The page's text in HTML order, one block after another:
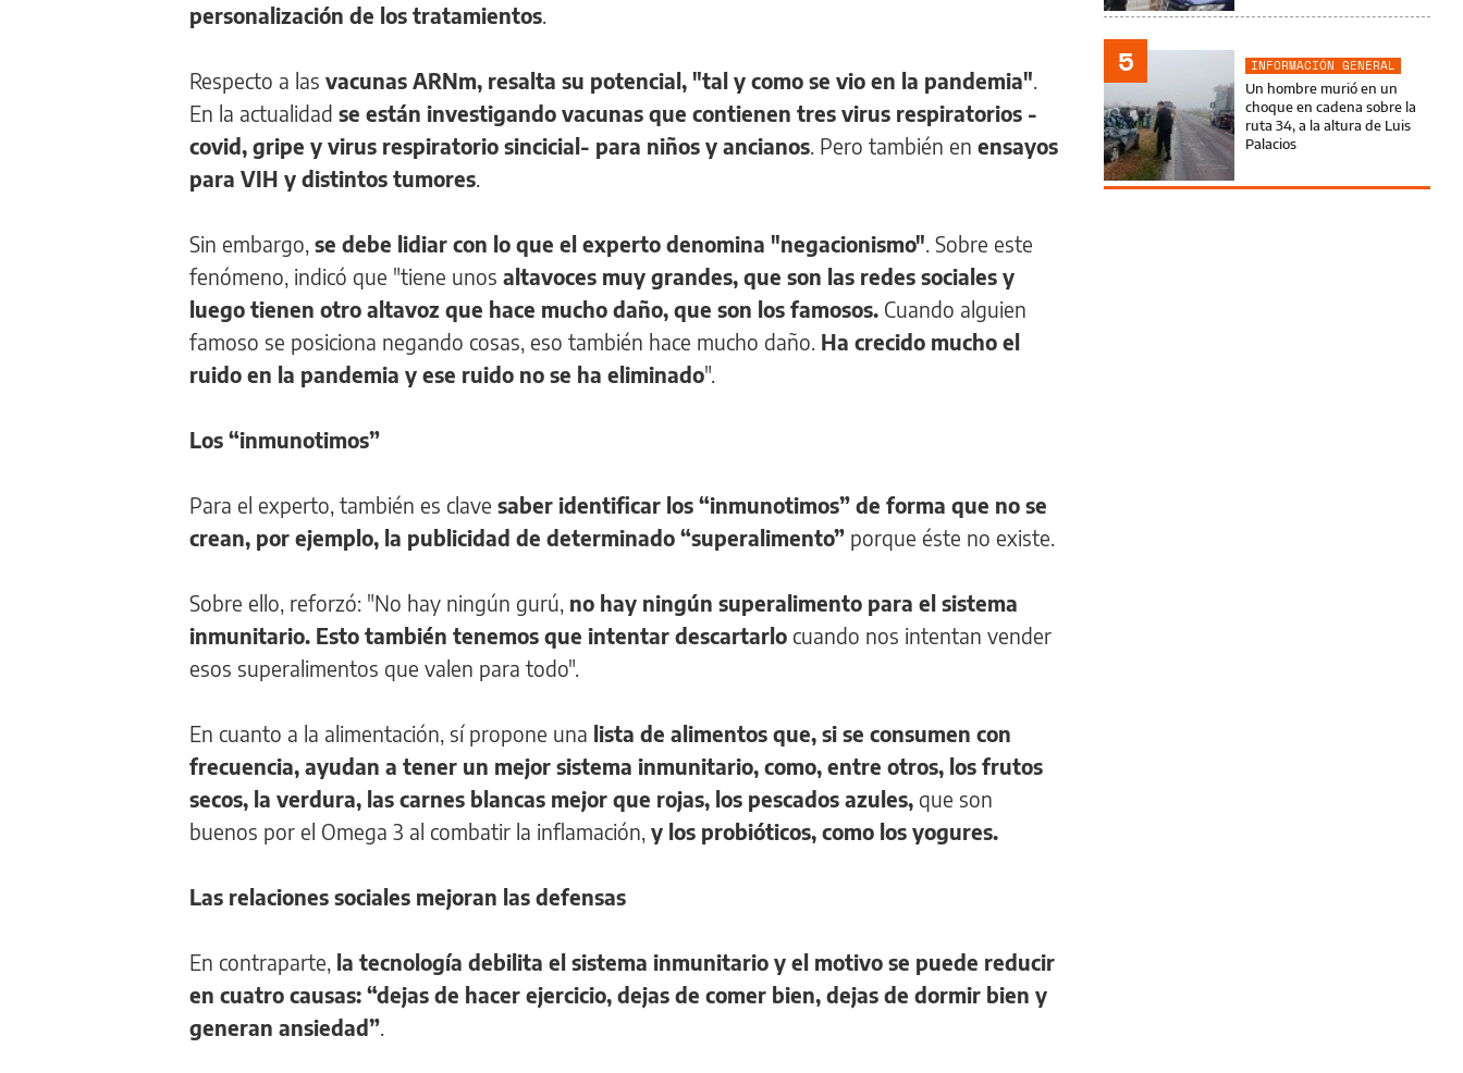
personalización de los tratamientos
Respecto a las vacunas ARNm, resalta su potencial, "tal y como se vio en la pandemia"
En la actualidad se están investigando vacunas que contienen tres virus respiratorios -
covid, gripe y virus respiratorio sincicial- para niños y ancianos . Pero también en ensayos
para VIH y distintos tumores
Sin embargo, se debe lidiar con lo que el experto denomina "negacionismo" . Sobre este
fenómeno, indicó que "tiene unos altavoces muy grandes, que son las redes sociales y
luego tienen otro altavoz que hace mucho daño, que son los famosos. Cuando alguien
famoso se posiciona negando cosas, eso también hace mucho daño. Ha crecido mucho el
ruido en la pandemia y ese ruido no se ha eliminado".
Los “inmunotimos”
Para el experto, también es clave saber identificar los “inmunotimos” de forma que no se
crean, por ejemplo, la publicidad de determinado “superalimento” porque éste no existe.
Sobre ello, reforzó: "No hay ningún gurú, no hay ningún superalimento para el sistema
inmunitario. Esto también tenemos que intentar descartarlo cuando nos intentan vender
esos superalimentos que valen para todo".
En cuanto a la alimentación, sí propone una lista de alimentos que, si se consumen con
frecuencia, ayudan a tener un mejor sistema inmunitario, como, entre otros, los frutos
secos, la verdura, las carnes blancas mejor que rojas, los pescados azules, que son
buenos por el Omega 3 al combatir la inflamación, y los probióticos, como los yogures.
Las relaciones sociales mejoran las defensas
En contraparte, la tecnología debilita el sistema inmunitario y el motivo se puede reducir
en cuatro causas: “dejas de hacer ejercicio, dejas de comer bien, dejas de dormir bien y
generan ansiedad”
5
INFORMACIÓN GENERAL
Un hombre murió en un
choque en cadena sobre la
ruta 34, a la altura de Luis
Palacios